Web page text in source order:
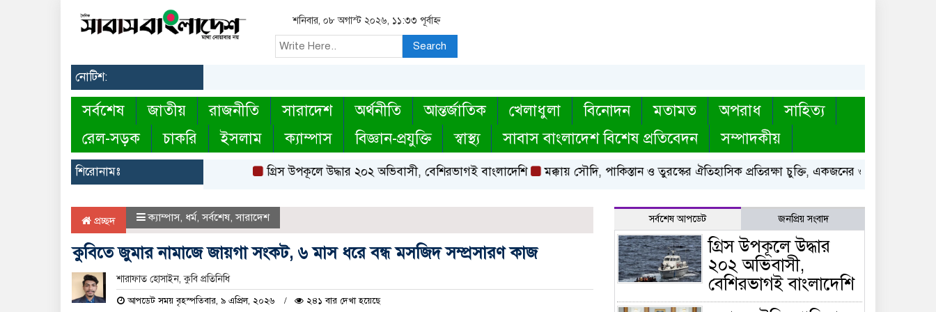
শনিবার, ০৮ অগাস্ট ২০২৬, ১১:৩৩ পূর্বাহ্ন
Search
নোটিশ:
সর্বশেষ জাতীয় রাজনীতি সারাদেশ অর্থনীতি আন্তর্জাতিক খেলাধুলা বিনোদন মতামত অপরাধ
সাহিত্য
রেল-সড়ক
চাকরি ইসলাম ক্যাম্পাস বিজ্ঞান-প্রযুক্তি স্বাস্থ্য সাবাস বাংলাদেশ বিশেষ প্রতিবেদন সম্পাদকীয়
শিরোনামঃ গ্রিস উপকূলে উদ্ধার ২০২ অভিবাসী, বেশিরভাগই বাংলাদেশি মক্কায় সৌদি, পাকিস্তান ও তুরস্কের ঐতিহাসিক প্রতিরক্ষা চুক্তি, একজনের ওপর হামলা মানেই
প্রচ্ছদ ক্যাম্পাস, ধর্ম,সর্বশেষ,সারাদেশ
কুবিতে জুমার নামাজে জায়গা সংকট, ৬ মাস ধরে বন্ধ মসজিদ সম্প্রসারণ কাজ
শারাফাত হোসাইন, কুবি প্রতিনিধি
আপডেট সময় বৃহস্পতিবার, ৯ এপ্রিল, ২০২৬ ২৪১ বার দেখা হয়েছে
সর্বশেষ আপডেট জনপ্রিয় সংবাদ
গ্রিস উপকূলে উদ্ধার
২০২ অভিবাসী,
বেশিরভাগই বাংলাদেশি